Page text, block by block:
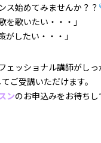
ス始めてみませんか？？
を歌いたい・・・」
がしたい・・・」
ェッショナル講師がし
ご受講いただけます。
ンのお申込みをお待ちし